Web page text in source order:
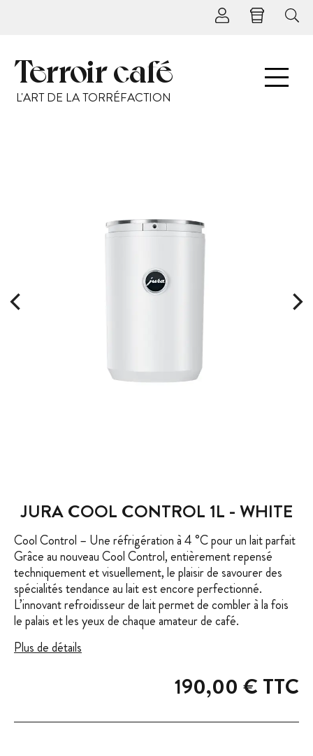
Terroir café
L'ART DE LA TORRÉFACTION
JURA COOL CONTROL 1L - WHITE
Cool Control – Une réfrigération à 4 °C pour un lait parfait
Grâce au nouveau Cool Control, entièrement repensé
techniquement et visuellement, le plaisir de savourer des
spécialités tendance au lait est encore perfectionné.
L’innovant refroidisseur de lait permet de combler à la fois
le palais et les yeux de chaque amateur de café.
Plus de détails
190,00 € TTC